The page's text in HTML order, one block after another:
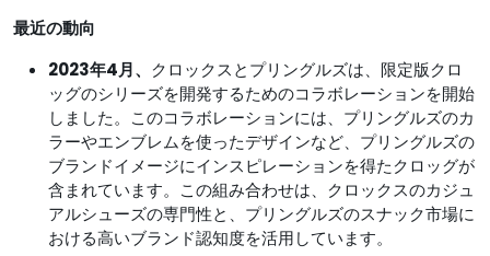
最近の動向
2023年4月、 クロックスとプリングルズは、限定版クロ
ッグのシリーズを開発するためのコラボレーションを開始
しました。このコラボレーションには、プリングルズのカ
ラーやエンブレムを使ったデザインなど、プリングルズの
ブラン​​ドイメージにインスピレーションを得たクロッグが
含まれています。この組み合わせは、クロックスのカジュ
アルシューズの専門性と、プリングルズのスナック市場に
おける高いブランド認知度を活用しています。